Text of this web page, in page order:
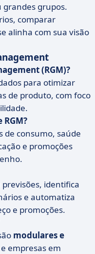
grandes grupos.
comparar
alinha com sua visão
(RGM)?
para otimizar
de produto, com foco
de consumo, saúde
e promoções
identifica
e automatiza
e promoções.
modulares e
empresas em